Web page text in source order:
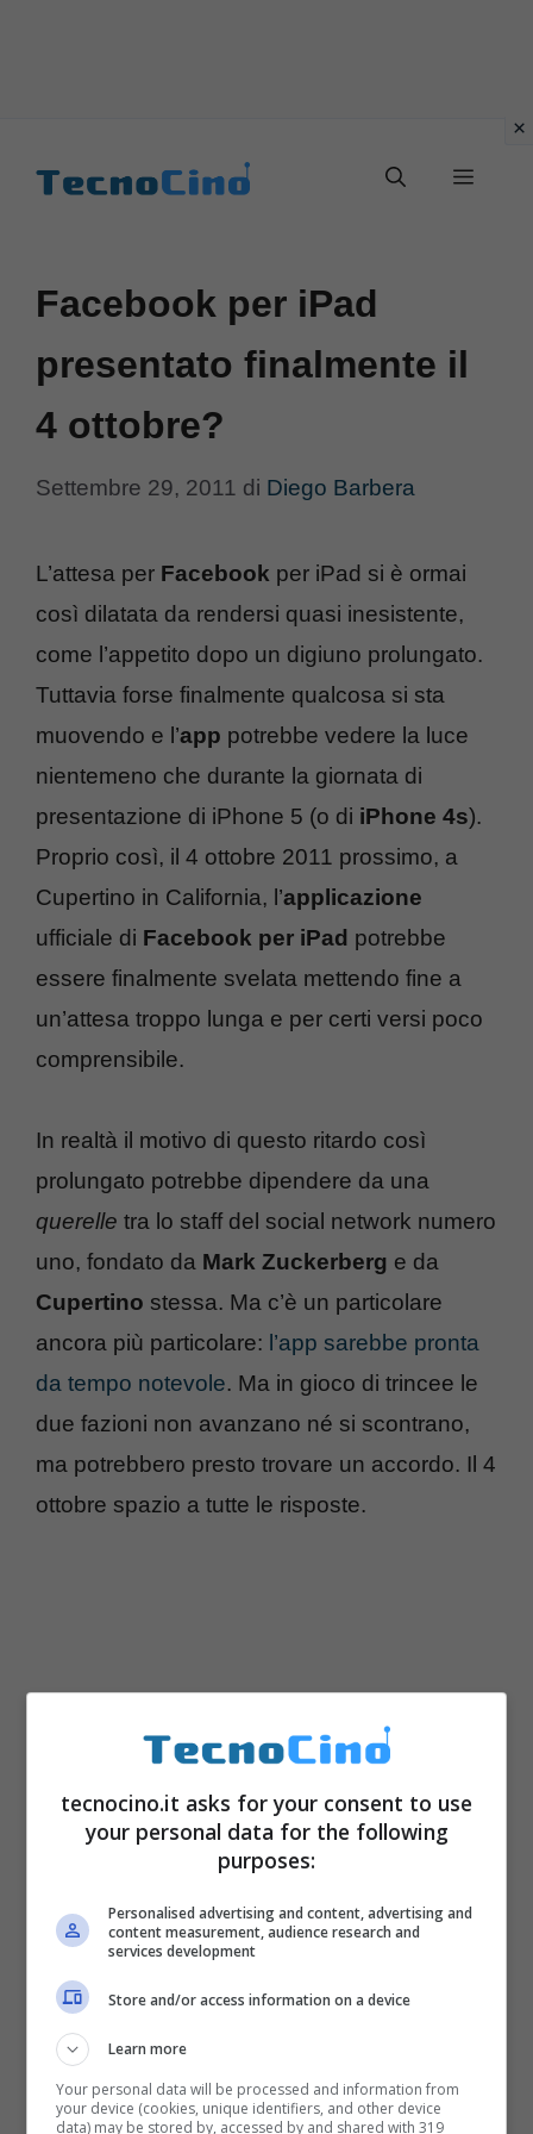
Menu
Facebook per iPad
presentato finalmente il
4 ottobre?
Settembre 29, 2011 di Diego Barbera
L’attesa per Facebook per iPad si è ormai
così dilatata da rendersi quasi inesistente,
come l’appetito dopo un digiuno prolungato.
Tuttavia forse finalmente qualcosa si sta
muovendo e l’app potrebbe vedere la luce
nientemeno che durante la giornata di
presentazione di iPhone 5 (o di iPhone 4s).
Proprio così, il 4 ottobre 2011 prossimo, a
Cupertino in California, l’applicazione
ufficiale di Facebook per iPad potrebbe
essere finalmente svelata mettendo fine a
un’attesa troppo lunga e per certi versi poco
comprensibile.
In realtà il motivo di questo ritardo così
prolungato potrebbe dipendere da una
querelle tra lo staff del social network numero
uno, fondato da Mark Zuckerberg e da
Cupertino stessa. Ma c’è un particolare
ancora più particolare: l’app sarebbe pronta
da tempo notevole. Ma in gioco di trincee le
due fazioni non avanzano né si scontrano,
ma potrebbero presto trovare un accordo. Il 4
ottobre spazio a tutte le risposte.
tecnocino.it asks for your consent to use
your personal data for the following
purposes:
Personalised advertising and content, advertising and
content measurement, audience research and
services development
Store and/or access information on a device
Learn more
Your personal data will be processed and information from
your device (cookies, unique identifiers, and other device
data) may be stored by, accessed by and shared with 319